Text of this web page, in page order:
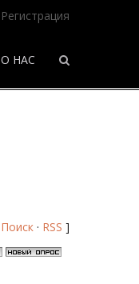
Регистрация
О НАС
Поиск · RSS ]